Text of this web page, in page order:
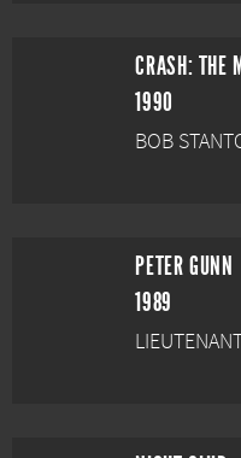
CRASH: THE
1990
BOB
PETER GUNN
1989